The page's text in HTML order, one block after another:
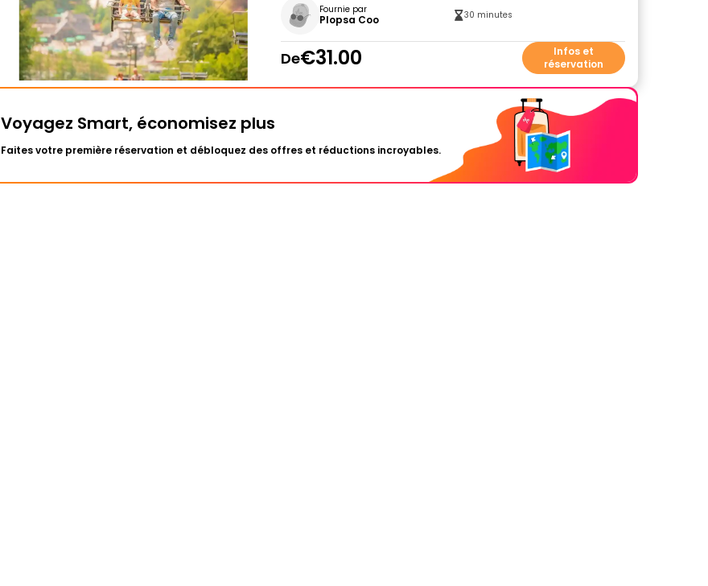
Fournie par
Plopsa Coo 30 minutes
De€31.00
Infos et
réservation
Voyagez Smart, économisez plus
Faites votre première réservation et débloquez des offres et réductions incroyables.